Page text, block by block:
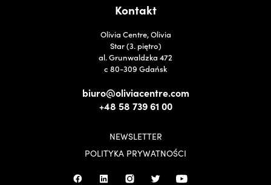
Kontakt
Olivia Centre, Olivia
Star (3. piętro)
al. Grunwaldzka 472
c 80-309 Gdańsk
biuro@oliviacentre.com
+48 58 739 61 00
NEWSLETTER
POLITYKA PRYWATNOŚCI